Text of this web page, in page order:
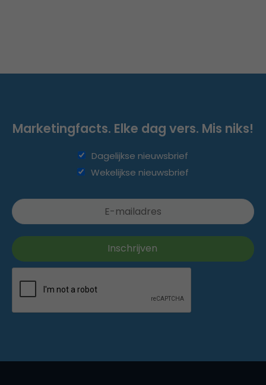
Marketingfacts. Elke dag vers. Mis niks!
Dagelijkse nieuwsbrief
Wekelijkse nieuwsbrief